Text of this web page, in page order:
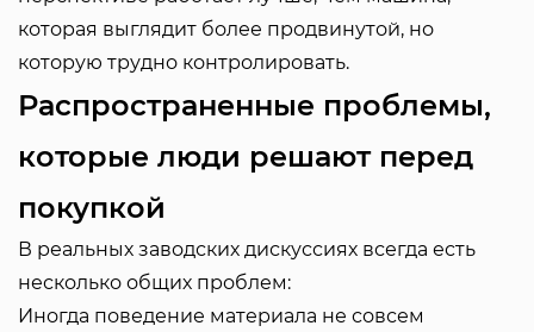
которая выглядит более продвинутой, но
которую трудно контролировать.
Распространенные проблемы,
которые люди решают перед
покупкой
В реальных заводских дискуссиях всегда есть
несколько общих проблем:
Иногда поведение материала не совсем